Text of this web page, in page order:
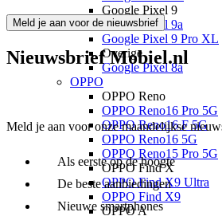
Google Pixel 9
Google Pixel 9a
Google Pixel 9 Pro XL
Overige
Google Pixel 8a
OPPO
OPPO Reno
OPPO Reno16 Pro 5G
OPPO Reno16 F 5G
OPPO Reno16 5G
OPPO Reno15 Pro 5G
OPPO Find X
OPPO Find X9 Ultra
OPPO Find X9
OPPO A
Meld je aan voor de nieuwsbrief
Nieuwsbrief Mobiel.nl
Meld je aan voor onze maandelijkse
Als eerste op de hoogte
De beste aanbiedingen
Nieuwe smartphones